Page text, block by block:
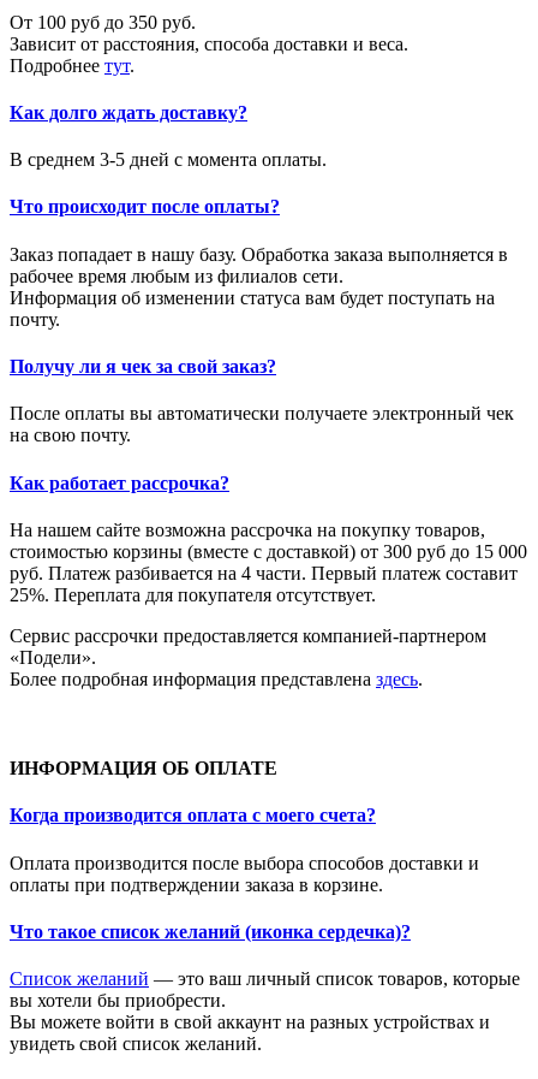
От 100 руб до 350 руб.
Зависит от расстояния, способа доставки и веса.
Подробнее тут.
Как долго ждать доставку?
В среднем 3-5 дней с момента оплаты.
Что происходит после оплаты?
Заказ попадает в нашу базу. Обработка заказа выполняется в
рабочее время любым из филиалов сети.
Информация об изменении статуса вам будет поступать на
почту.
Получу ли я чек за свой заказ?
После оплаты вы автоматически получаете электронный чек
на свою почту.
Как работает рассрочка?
На нашем сайте возможна рассрочка на покупку товаров,
стоимостью корзины (вместе с доставкой) от 300 руб до 15 000
руб. Платеж разбивается на 4 части. Первый платеж составит
25%. Переплата для покупателя отсутствует.
Сервис рассрочки предоставляется компанией-партнером
«Подели».
Более подробная информация представлена здесь.
ИНФОРМАЦИЯ ОБ ОПЛАТЕ
Когда производится оплата с моего счета?
Оплата производится после выбора способов доставки и
оплаты при подтверждении заказа в корзине.
Что такое список желаний (иконка сердечка)?
Список желаний — это ваш личный список товаров, которые
вы хотели бы приобрести.
Вы можете войти в свой аккаунт на разных устройствах и
увидеть свой список желаний.